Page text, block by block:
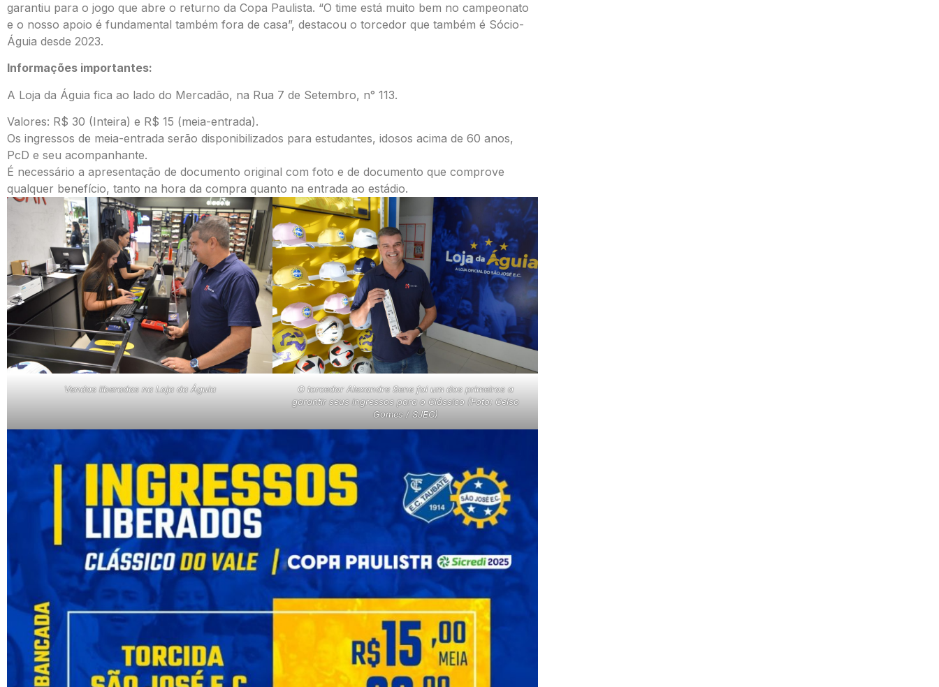
garantiu para o jogo que abre o returno da Copa Paulista. “O time está muito bem no campeonato
e o nosso apoio é fundamental também fora de casa”, destacou o torcedor que também é Sócio-
Águia desde 2023.
Informações importantes:
A Loja da Águia fica ao lado do Mercadão, na Rua 7 de Setembro, n° 113.
Valores: R$ 30 (Inteira) e R$ 15 (meia-entrada).
Os ingressos de meia-entrada serão disponibilizados para estudantes, idosos acima de 60 anos,
PcD e seu acompanhante.
É necessário a apresentação de documento original com foto e de documento que comprove
qualquer benefício, tanto na hora da compra quanto na entrada ao estádio.
Vendas liberadas na Loja da Águia
O torcedor Alexandre Sene foi um dos primeiros a
garantir seus ingressos para o Clássico (Foto: Celso
Gomes / SJEC)